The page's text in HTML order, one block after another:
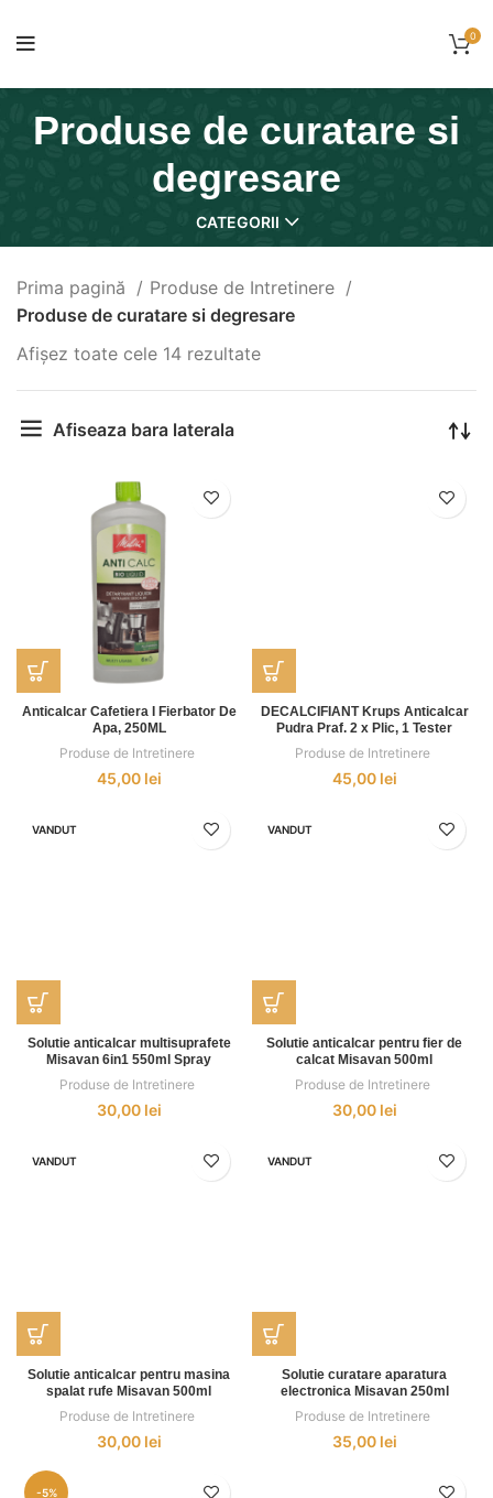
0
Produse de curatare si
degresare
CATEGORII
Prima pagină
Produse de Intretinere
Produse de curatare si degresare
Afișez toate cele 14 rezultate
Afiseaza bara laterala
Anticalcar Cafetiera I Fierbator De
Apa, 250ML
Produse de Intretinere
45,00 lei
DECALCIFIANT Krups Anticalcar
Pudra Praf. 2 x Plic, 1 Tester
Duritate
Produse de Intretinere
45,00 lei
VANDUT
Solutie anticalcar multisuprafete
Misavan 6in1 550ml Spray
Produse de Intretinere
30,00 lei
VANDUT
Solutie anticalcar pentru fier de
calcat Misavan 500ml
Produse de Intretinere
30,00 lei
VANDUT
Solutie anticalcar pentru masina
spalat rufe Misavan 500ml
Produse de Intretinere
30,00 lei
VANDUT
Solutie curatare aparatura
electronica Misavan 250ml
Produse de Intretinere
35,00 lei
-5%